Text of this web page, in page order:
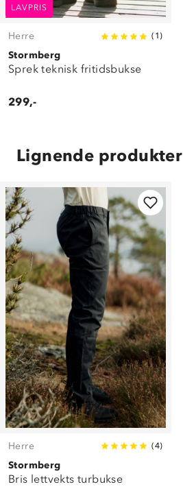
LAVPRIS
Herre ( 1 )
Stormberg
Sprek teknisk fritidsbukse
299,-
Lignende produkter
Herre (4)
Stormberg
Bris lettvekts turbukse